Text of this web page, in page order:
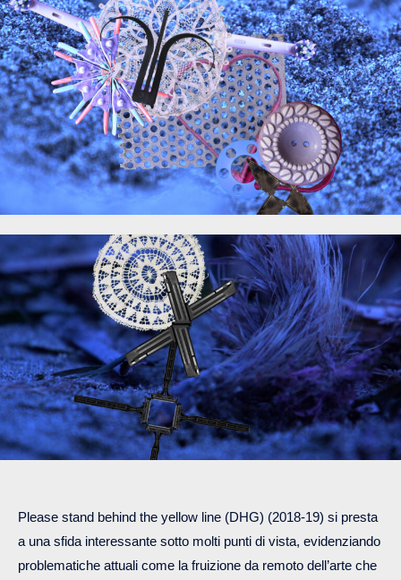
Please stand behind the yellow line (DHG) (2018-19) si presta
a una sfida interessante sotto molti punti di vista, evidenziando
problematiche attuali come la fruizione da remoto dell’arte che